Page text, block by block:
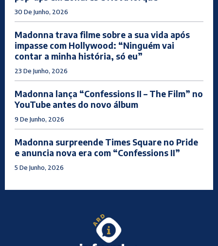
30 De Junho, 2026
Madonna trava filme sobre a sua vida após
impasse com Hollywood: “Ninguém vai
contar a minha história, só eu”
23 De Junho, 2026
Madonna lança “Confessions II – The Film” no
YouTube antes do novo álbum
9 De Junho, 2026
Madonna surpreende Times Square no Pride
e anuncia nova era com “Confessions II”
5 De Junho, 2026